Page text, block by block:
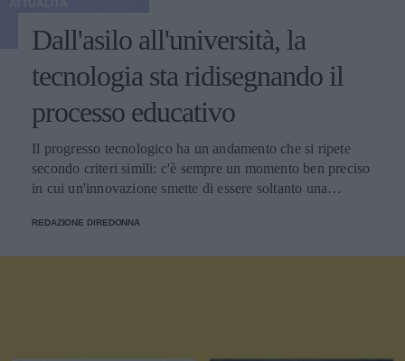
Dall'asilo all'università, la
tecnologia sta ridisegnando il
processo educativo
Il progresso tecnologico ha un andamento che si ripete
secondo criteri simili: c'è sempre un momento ben preciso
in cui un'innovazione smette di essere soltanto una
REDAZIONE DIREDONNA